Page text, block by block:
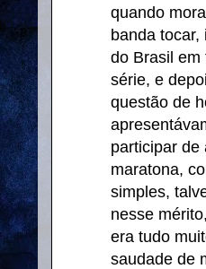
quando
banda
do Brasil em
série, e
questão de
participar de
maratona,
simples,
nesse
era tudo
saudade de